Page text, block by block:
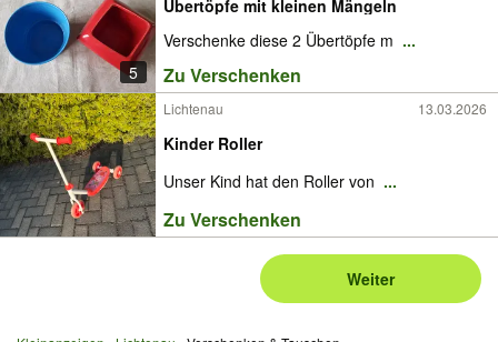
5
Übertöpfe mit kleinen Mängeln
Verschenke diese 2 Übertöpfe m ...
Zu Verschenken
Lichtenau 13.03.2026
Kinder Roller
Unser Kind hat den Roller von ...
Zu Verschenken
Weiter